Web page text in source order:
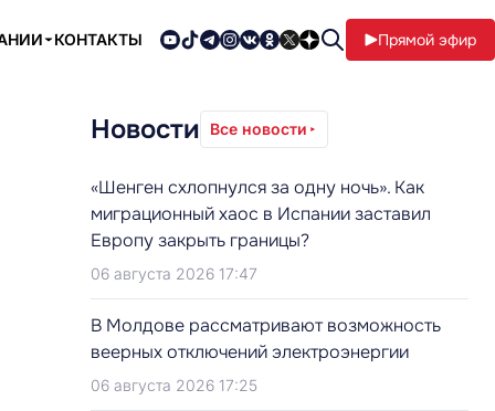
КОНТАКТЫ Прямой эфир
Новости Все новости
«Шенген схлопнулся за одну ночь». Как
миграционный хаос в Испании заставил
Европу закрыть границы?
06 августа 2026 17:47
В Молдове рассматривают возможность
веерных отключений электроэнергии
06 августа 2026 17:25